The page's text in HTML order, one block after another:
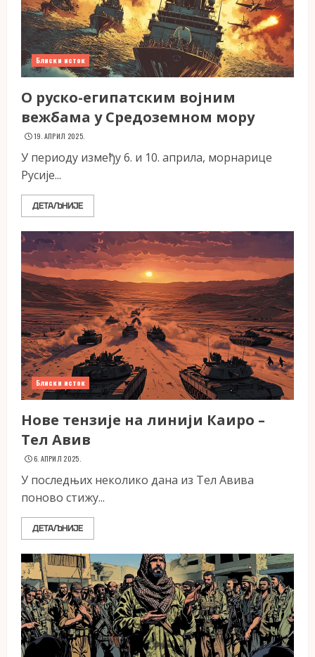
Блиски исток
О руско-египатским војним
вежбама у Средоземном мору
19. АПРИЛ 2025.
У периоду између 6. и 10. априла, морнарице
Русије...
ДЕТАЉНИЈЕ
Блиски исток
Нове тензије на линији Каиро –
Тел Авив
6. АПРИЛ 2025.
У последњих неколико дана из Тел Авива
поново стижу...
ДЕТАЉНИЈЕ